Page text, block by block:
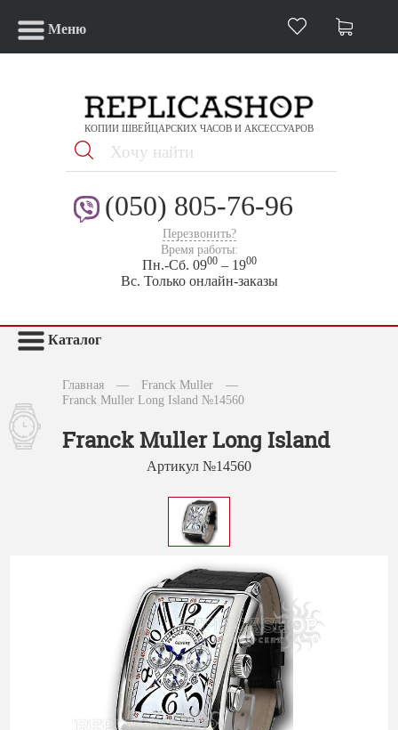
Меню
КОПИИ ШВЕЙЦАРСКИХ ЧАСОВ И АКСЕССУАРОВ
(050) 805-76-96
Перезвонить?
Время работы:
Пн.-Сб. 0900– 1900
Вс. Только онлайн-заказы
Каталог
Главная — Franck Muller
—
Franck Muller Long Island №14560
Franck Muller Long Island
Артикул №14560